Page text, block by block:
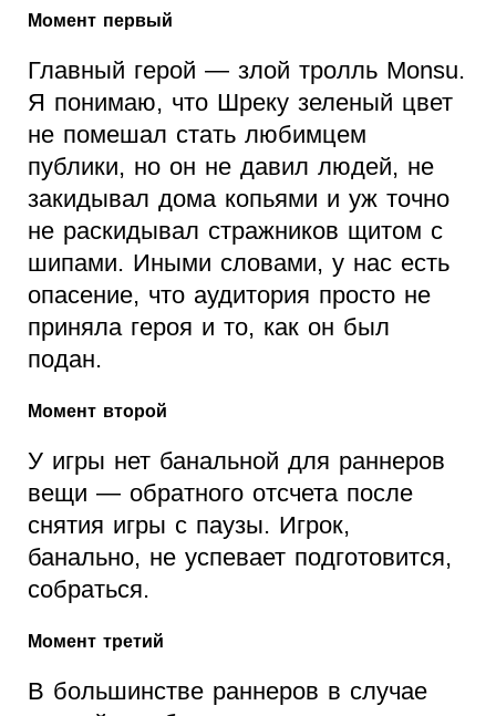
Момент первый
Главный герой — злой тролль Monsu.
Я понимаю, что Шреку зеленый цвет
не помешал стать любимцем
публики, но он не давил людей, не
закидывал дома копьями и уж точно
не раскидывал стражников щитом с
шипами. Иными словами, у нас есть
опасение, что аудитория просто не
приняла героя и то, как он был
подан.
Момент второй
У игры нет банальной для раннеров
вещи — обратного отсчета после
снятия игры с паузы. Игрок,
банально, не успевает подготовится,
собраться.
Момент третий
В большинстве раннеров в случае